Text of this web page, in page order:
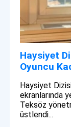
Haysiyet
Oyuncu
Haysiyet
ekranlarında
Teksöz
üstlendi...